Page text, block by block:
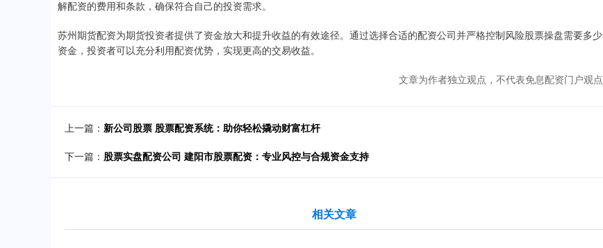
解配资的费用和条款，确保符合自己的投资需求。
苏州期货配资为期货投资者提供了资金放大和提升收益的有效途径。通过选择合适的配资公司并严格控制风险股票操盘需要多少
资金，投资者可以充分利用配资优势，实现更高的交易收益。
文章为作者独立观点，不代表免息配资门户观点
上一篇： 新公司股票 股票配资系统：助你轻松撬动财富杠杆
下一篇： 股票实盘配资公司 建阳市股票配资：专业风控与合规资金支持
相关文章